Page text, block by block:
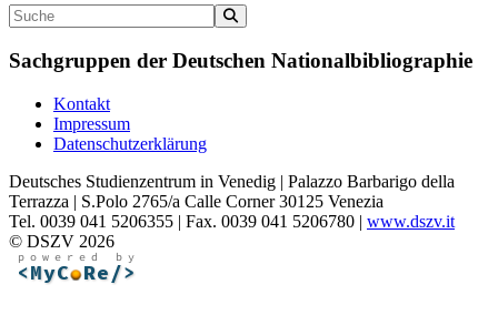
Sachgruppen der Deutschen Nationalbibliographie
Kontakt
Impressum
Datenschutzerklärung
Deutsches Studienzentrum in Venedig | Palazzo Barbarigo della
Terrazza | S.Polo 2765/a Calle Corner 30125 Venezia
Tel. 0039 041 5206355 | Fax. 0039 041 5206780 | www.dszv.it
© DSZV 2026